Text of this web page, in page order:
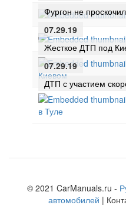
Фургон не проскочил
07.29.19
Жесткое ДТП под
07.29.19
ДТП с участием
© 2021 CarManuals.ru -
автомобилей |